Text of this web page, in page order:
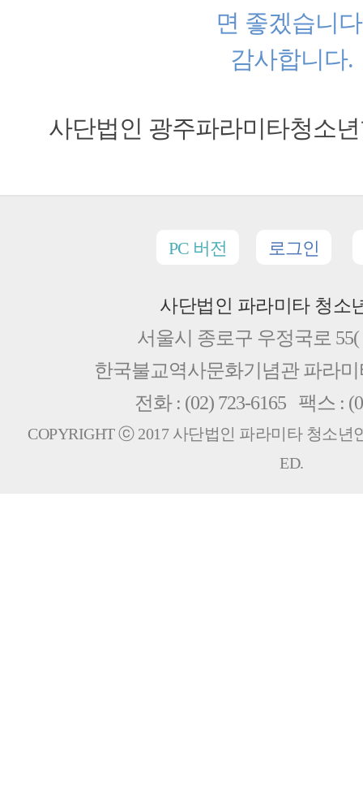
면 좋겠습니
감사합니다.
사단법인 광주파라미타청소
PC 버전 로그인
사단법인 파라미타 청소
서울시 종로구 우정국로 55(
한국불교역사문화기념관 파라
전화 : (02) 723-6165 팩스 :
COPYRIGHT ⓒ 2017 사단법인 파라미타 청소년
ED.